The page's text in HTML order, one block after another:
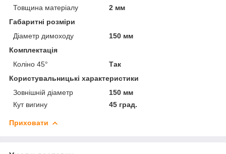
Товщина матеріалу
2 мм
Габаритні розміри
Діаметр димоходу
150 мм
Комплектація
Коліно 45°
Так
Користувальницькі характеристики
Зовнішній діаметр
150 мм
Кут вигину
45 град.
Приховати